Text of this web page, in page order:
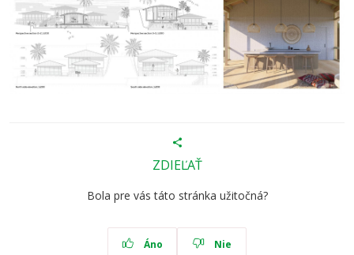
ZDIEĽAŤ
Bola pre vás táto stránka užitočná?
Áno Nie